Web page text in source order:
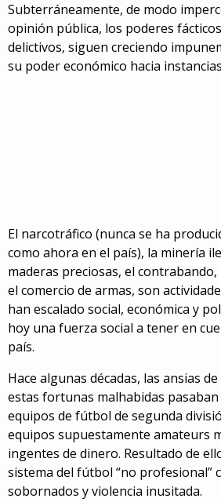
Subterráneamente, de modo
opinión pública, los poderes
delictivos, siguen creciendo
su poder económico hacia
El narcotráfico (nunca se ha
como ahora en el país), la minería
maderas preciosas, el
el comercio de armas, son
han escalado social, económica y
hoy una fuerza social a tener en
país.
Hace algunas décadas, las ansias
estas fortunas malhabidas
equipos de fútbol de segunda
equipos supuestamente amateurs
ingentes de dinero. Resultado de
sistema del fútbol “no profesional”
sobornados y violencia inusitada.